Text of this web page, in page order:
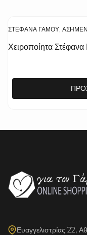
ΣΤΈΦΑΝΑ ΓΆΜΟΥ,
Χειροποίητα
Ευαγγελιστρίας 22,